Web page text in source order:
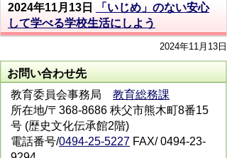
2024年11月13日
「いじめ」のない安心
して学べる学校生活にしよう
2024年11月13日
お問い合わせ先
教育委員会事務局 教育総務課
所在地/〒368-8686 秩父市熊木町8番15
号 (歴史文化伝承館2階)
電話番号/0494-25-5227 FAX/ 0494-23-